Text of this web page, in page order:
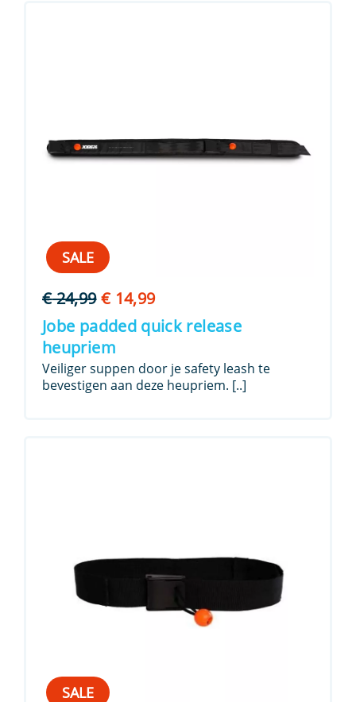
SALE
€24,99 Oorspronkelijke
prijs
was:
€ 24,99.
€14,99Huidige
prijs
€ 14,99.
Jobe padded quick release
heupriem
Veiliger suppen door je safety leash te
bevestigen aan deze heupriem. [..]
SALE